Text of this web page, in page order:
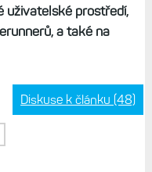
uživatelské prostředí,
a také na
Diskuse k článku (48)